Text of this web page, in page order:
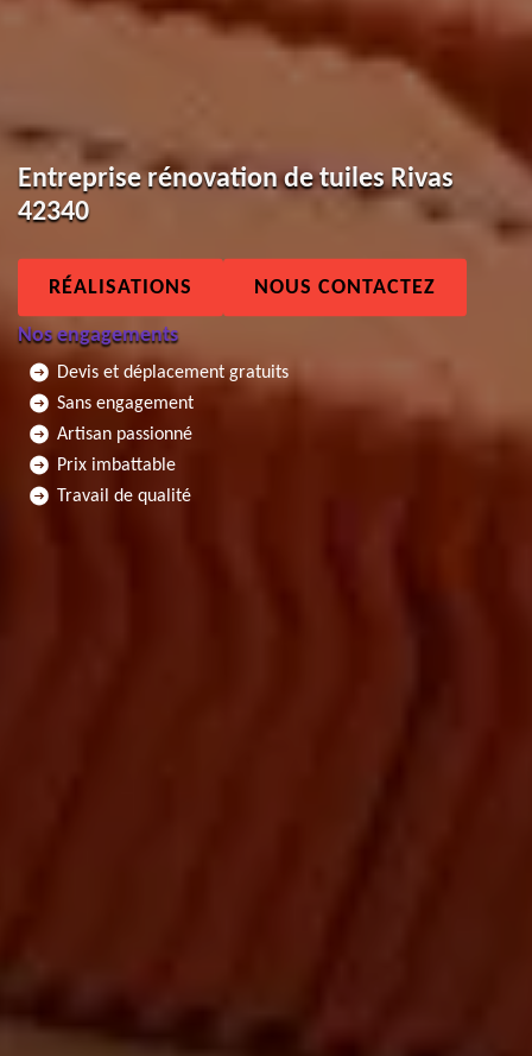
Entreprise rénovation de tuiles Rivas
42340
RÉALISATIONS NOUS CONTACTEZ
Nos engagements
Devis et déplacement gratuits
Sans engagement
Artisan passionné
Prix imbattable
Travail de qualité